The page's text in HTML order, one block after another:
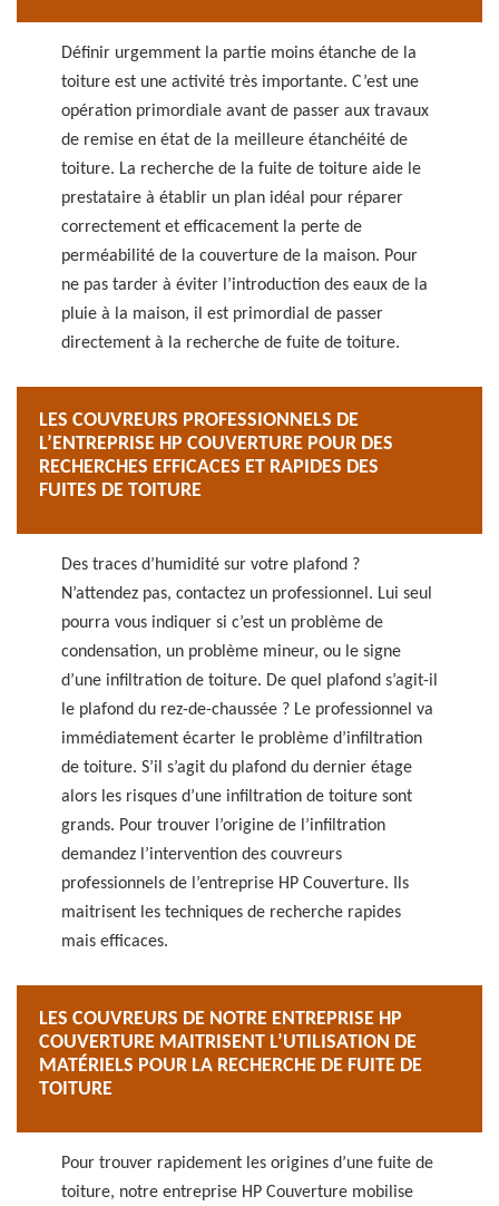
Définir urgemment la partie moins étanche de la
toiture est une activité très importante. C’est une
opération primordiale avant de passer aux travaux
de remise en état de la meilleure étanchéité de
toiture. La recherche de la fuite de toiture aide le
prestataire à établir un plan idéal pour réparer
correctement et efficacement la perte de
perméabilité de la couverture de la maison. Pour
ne pas tarder à éviter l’introduction des eaux de la
pluie à la maison, il est primordial de passer
directement à la recherche de fuite de toiture.
LES COUVREURS PROFESSIONNELS DE
L’ENTREPRISE HP COUVERTURE POUR DES
RECHERCHES EFFICACES ET RAPIDES DES
FUITES DE TOITURE
Des traces d’humidité sur votre plafond ?
N’attendez pas, contactez un professionnel. Lui seul
pourra vous indiquer si c’est un problème de
condensation, un problème mineur, ou le signe
d’une infiltration de toiture. De quel plafond s’agit-il
le plafond du rez-de-chaussée ? Le professionnel va
immédiatement écarter le problème d’infiltration
de toiture. S’il s’agit du plafond du dernier étage
alors les risques d’une infiltration de toiture sont
grands. Pour trouver l’origine de l’infiltration
demandez l’intervention des couvreurs
professionnels de l’entreprise HP Couverture. Ils
maitrisent les techniques de recherche rapides
mais efficaces.
LES COUVREURS DE NOTRE ENTREPRISE HP
COUVERTURE MAITRISENT L’UTILISATION DE
MATÉRIELS POUR LA RECHERCHE DE FUITE DE
TOITURE
Pour trouver rapidement les origines d’une fuite de
toiture, notre entreprise HP Couverture mobilise